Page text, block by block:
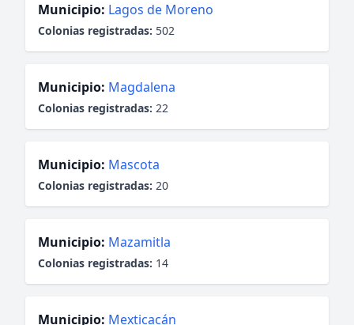
Municipio: Lagos de Moreno
Colonias registradas: 502
Municipio: Magdalena
Colonias registradas: 22
Municipio: Mascota
Colonias registradas: 20
Municipio: Mazamitla
Colonias registradas: 14
Municipio: Mexticacán